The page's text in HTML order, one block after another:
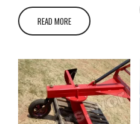
READ MORE